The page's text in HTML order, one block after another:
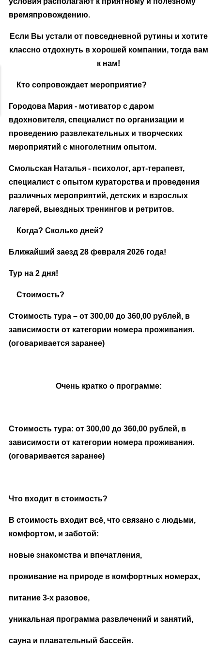
времяпровождению.
Если Вы устали от повседневной рутины и хотите
классно отдохнуть в хорошей компании, тогда вам
к нам!
Кто сопровождает мероприятие?
Городова Мария - мотиватор с даром
вдохновителя, специалист по организации и
проведению развлекательных и творческих
мероприятий с многолетним опытом.
Смольская Наталья - психолог, арт-терапевт,
специалист с опытом кураторства и проведения
различных мероприятий, детских и взрослых
лагерей, выездных тренингов и ретритов.
Когда? Сколько дней?
Ближайший заезд 28 февраля 2026 года!
Тур на 2 дня!
Стоимость?
Стоимость тура – от 300,00 до 360,00 рублей, в
зависимости от категории номера проживания.
(оговаривается заранее)
Очень кратко о программе:
Стоимость тура: от 300,00 до 360,00 рублей, в
зависимости от категории номера проживания.
(оговаривается заранее)
Что входит в стоимость?
В стоимость входит всё, что связано с людьми,
комфортом, и заботой:
новые знакомства и впечатления,
проживание на природе в комфортных номерах,
питание 3-х разовое,
уникальная программа развлечений и занятий,
сауна и плавательный бассейн.